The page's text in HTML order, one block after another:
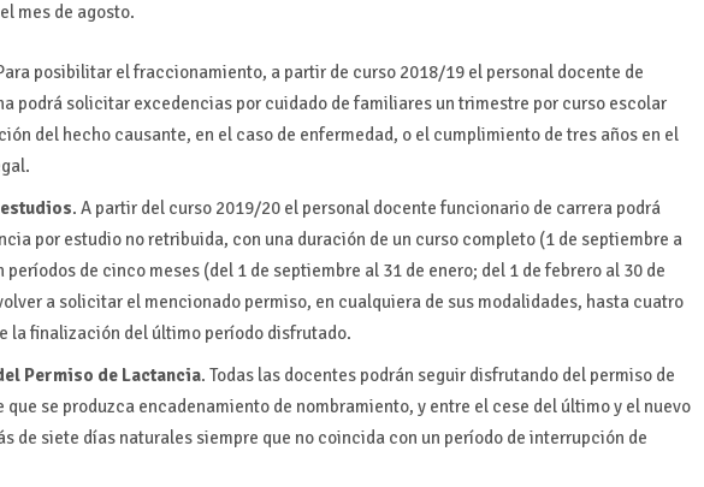
mes de agosto.
posibilitar el fraccionamiento, a partir de curso 2018/19 el personal docente de
podrá solicitar excedencias por cuidado de familiares un trimestre por curso escolar
del hecho causante, en el caso de enfermedad, o el cumplimiento de tres años en el
. A partir del curso 2019/20 el personal docente funcionario de carrera podrá
por estudio no retribuida, con una duración de un curso completo (1 de septiembre a
períodos de cinco meses (del 1 de septiembre al 31 de enero; del 1 de febrero al 30 de
a solicitar el mencionado permiso, en cualquiera de sus modalidades, hasta cuatro
la finalización del último período disfrutado.
Permiso de Lactancia. Todas las docentes podrán seguir disfrutando del permiso de
se produzca encadenamiento de nombramiento, y entre el cese del último y el nuevo
de siete días naturales siempre que no coincida con un período de interrupción de